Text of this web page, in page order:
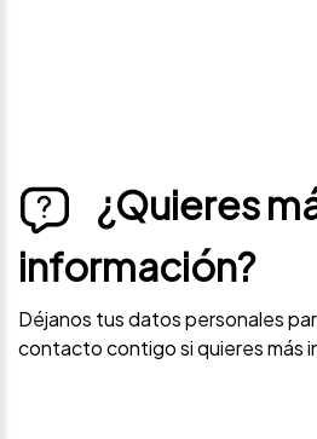
¿Quieres
información?
Déjanos tus datos personales
contacto contigo si quieres más